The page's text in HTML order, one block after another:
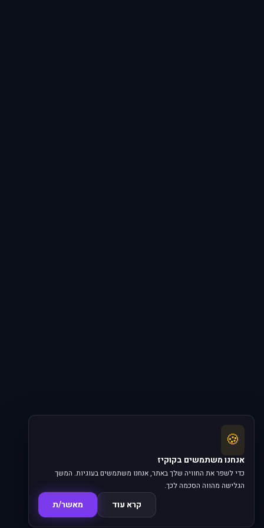
🍪
אנחנו משתמשים בקוקיז
כדי לשפר את החוויה שלך באתר, אנחנו משתמשים בעוגיות. המשך
הגלישה מהווה הסכמה לכך.
קרא עוד מאשר/ת